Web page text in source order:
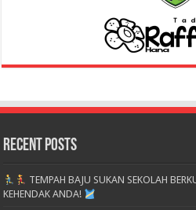
Recent Posts
TEMPAH BAJU SUKAN SEKOLAH
KEHENDAK ANDA!